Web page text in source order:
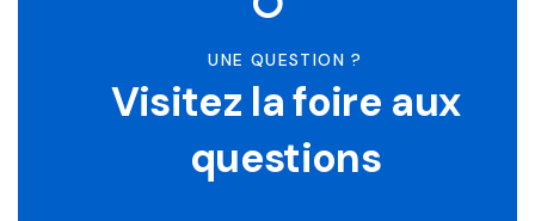
UNE QUESTION ?
Visitez la foire aux
questions